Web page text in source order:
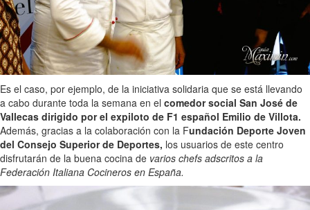
Es el caso, por ejemplo, de la iniciativa solidaria que se está llevando
a cabo durante toda la semana en el comedor social San José de
Vallecas dirigido por el expiloto de F1 español Emilio de Villota.
Además, gracias a la colaboración con la Fundación Deporte Joven
del Consejo Superior de Deportes, los usuarios de este centro
disfrutarán de la buena cocina de varios chefs adscritos a la
Federación Italiana Cocineros en España.